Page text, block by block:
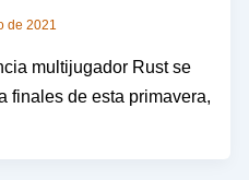
de 2021
multijugador Rust se
finales de esta primavera,